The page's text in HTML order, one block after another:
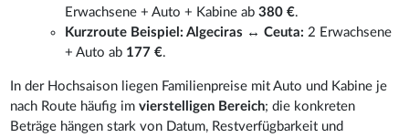
Erwachsene + Auto + Kabine ab380 €.
Kurzroute Beispiel: Algeciras ↔ Ceuta: 2 Erwachsene
+ Auto ab 177 €.
In der Hochsaison liegen Familienpreise mit Auto und Kabine je
nach Route häufig imvierstelligen Bereich; die konkreten
Beträge hängen stark von Datum, Restverfügbarkeit und